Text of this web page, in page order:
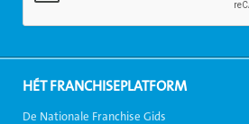
HÉT FRANCHISEPLATFORM
De Nationale Franchise Gids